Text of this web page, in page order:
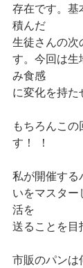
存在です。基
積んだ
生徒さんの次
す。今回は生
み食感
に変化を持た
もちろんこ
す！ ！
私が開催する
いをマスタ
活を
送ることを目
市販のパンは